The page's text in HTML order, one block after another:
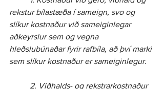
rekstur bílastæða í sameign, svo og
slíkur kostnaður við sameiginlegar
aðkeyrslur sem og vegna
hleðslubúnaðar fyrir rafbíla, að því marki
sem slíkur kostnaður er sameiginlegur.